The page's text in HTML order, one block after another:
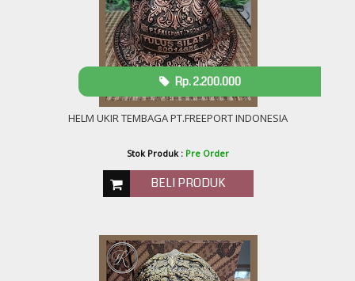
HELM UKIR TEMBAGA PT.FREEPORT INDONESIA
Rp. 2.200.000
Stok Produk : Pre Order
BELI PRODUK